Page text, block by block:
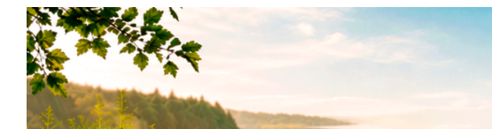
Siirry
sisältöön